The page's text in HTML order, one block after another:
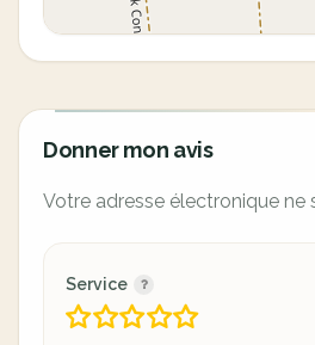
Donner mon avis
Votre adresse électronique ne
Service